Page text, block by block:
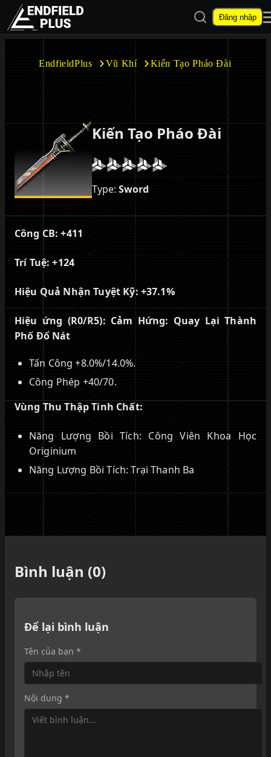
EndfieldPlus
menu con
Mở tìm kiếmĐăng nhập
EndfieldPlus Vũ Khí Kiến Tạo Pháo Đài
Kiến Tạo Pháo Đài
Type:Sword
Công CB: +411
Trí Tuệ: +124
Hiệu Quả Nhận Tuyệt Kỹ: +37.1%
Hiệu ứng (R0/R5): Cảm Hứng: Quay Lại Thành
Phố Đổ Nát
Tấn Công +8.0%/14.0%.
Công Phép +40/70.
Vùng Thu Thập Tinh Chất:
Năng Lượng Bồi Tích: Công Viên Khoa Học
Originium
Năng Lượng Bồi Tích: Trại Thanh Ba
Bình luận (0)
Để lại bình luận
Tên của bạn *
Nội dung *